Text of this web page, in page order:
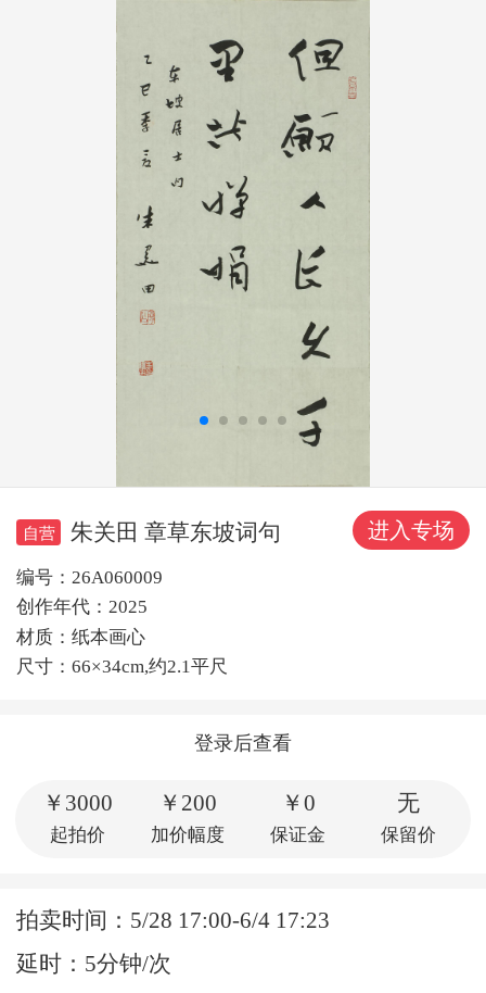
自营 朱关田 章草东坡词句 进入专场
编号：26A060009
创作年代：2025
材质：纸本画心
尺寸：66×34cm,约2.1平尺
登录后查看
￥3000
起拍价
￥200
加价幅度
￥0
保证金
无
保留价
拍卖时间：5/28 17:00-6/4 17:23
延时：5分钟/次